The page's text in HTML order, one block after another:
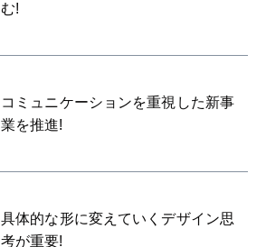
む!
コミュニケーションを重視した新事
業を推進!
具体的な形に変えていくデザイン思
考が重要!